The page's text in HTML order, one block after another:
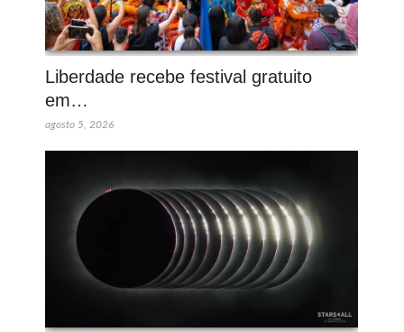
Liberdade recebe festival gratuito
em…
agosto 5, 2026